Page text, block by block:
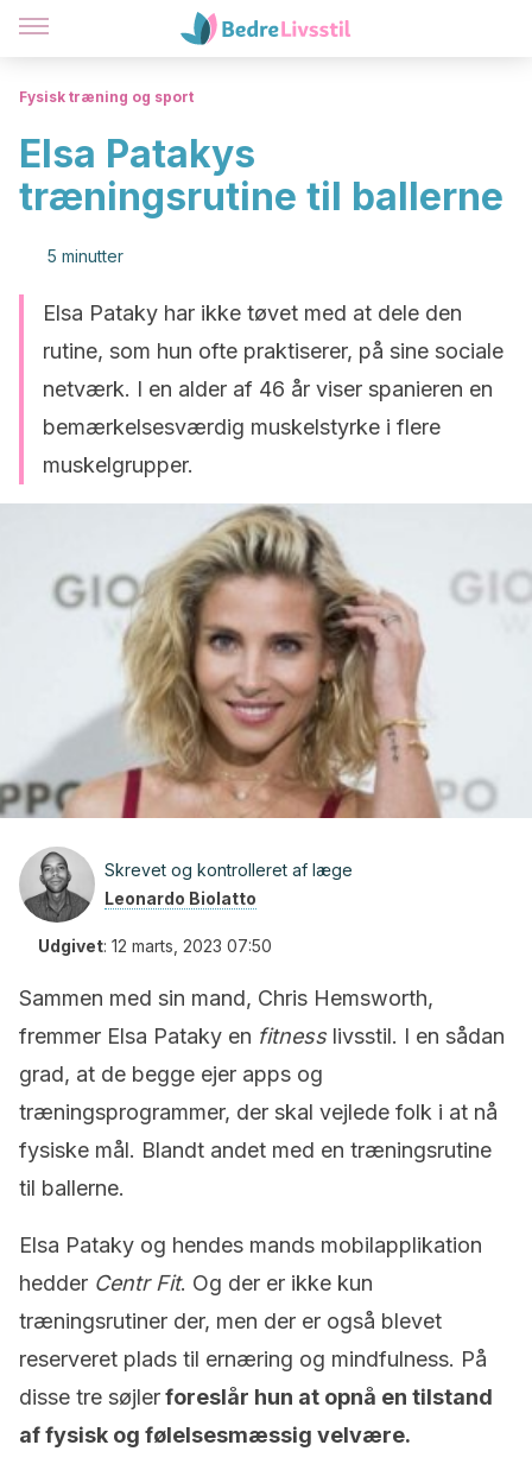
Fysisk træning og sport
Elsa Patakys
træningsrutine til ballerne
5 minutter
Elsa Pataky har ikke tøvet med at dele den
rutine, som hun ofte praktiserer, på sine sociale
netværk. I en alder af 46 år viser spanieren en
bemærkelsesværdig muskelstyrke i flere
muskelgrupper.
Skrevet og kontrolleret af læge
Leonardo Biolatto
Udgivet: 12 marts, 2023 07:50
Sammen med sin mand, Chris Hemsworth,
fremmer Elsa Pataky en fitnesslivsstil. I en sådan
grad, at de begge ejer apps og
træningsprogrammer, der skal vejlede folk i at nå
fysiske mål. Blandt andet med en træningsrutine
til ballerne.
Elsa Pataky og hendes mands mobilapplikation
hedder Centr Fit. Og der er ikke kun
træningsrutiner der, men der er også blevet
reserveret plads til ernæring og mindfulness. På
disse tre søjlerforeslår hun at opnå en tilstand
af fysisk og følelsesmæssig velvære.